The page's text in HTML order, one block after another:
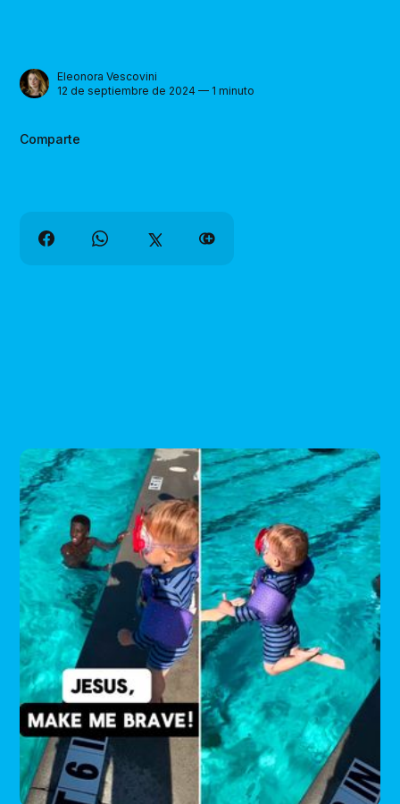
Eleonora Vescovini
12 de septiembre de 2024 — 1 minuto
Comparte